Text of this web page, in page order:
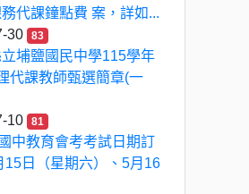
代課鐘點費 案，詳如...
30
83
埔鹽國民中學115學年
代課教師甄選簡章(一
10
81
中教育會考考試日期訂
15日（星期六）、5月16